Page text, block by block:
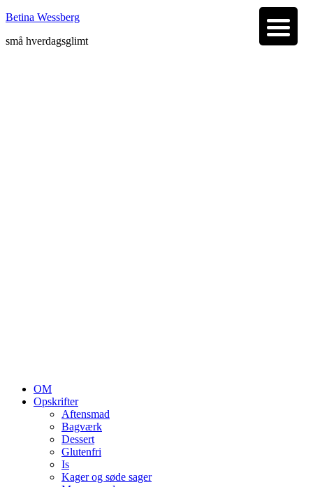
Betina Wessberg
små hverdagsglimt
OM
Opskrifter
Aftensmad
Bagværk
Dessert
Glutenfri
Is
Kager og søde sager